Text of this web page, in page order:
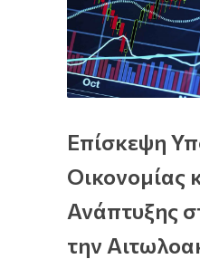
Επίσκεψη
Οικονομίας
Ανάπτυξης
την